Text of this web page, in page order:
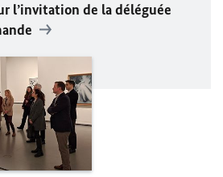
l’invitation de la déléguée